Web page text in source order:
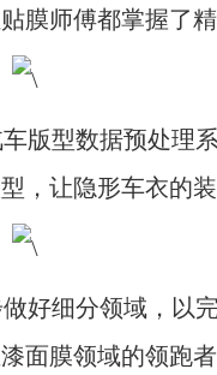
膜师傅都掌握了精
型数据预处理
，让隐形车衣的装
细分领域，以
面膜领域的领跑